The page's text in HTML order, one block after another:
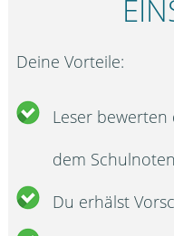
Deine Vorteile:
Leser bewerten
dem
Du erhälst